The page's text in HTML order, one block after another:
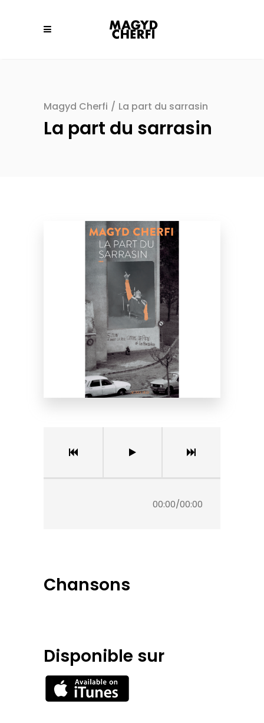
Magyd Cherfi / La part du sarrasin
La part du sarrasin
00:00/00:00
Chansons
Disponible sur